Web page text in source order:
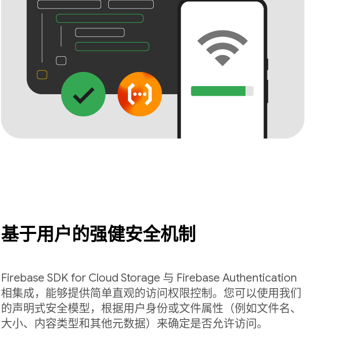
基于用户的强健安全机制
Firebase SDK for Cloud Storage 与 Firebase Authentication
相集成，能够提供简单直观的访问权限控制。您可以使用我们
的声明式安全模型，根据用户身份或文件属性（例如文件名、
大小、内容类型和其他元数据）来确定是否允许访问。